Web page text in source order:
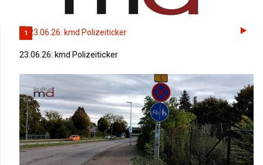
1
23.06.26: kmd Polizeiticker